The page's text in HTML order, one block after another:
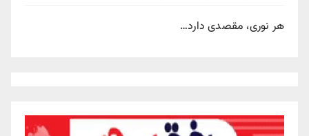
هر نوری، مقصدی دارد…